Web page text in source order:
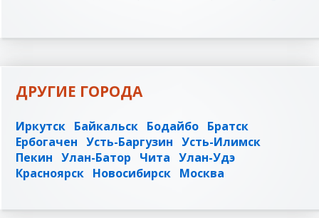
ДРУГИЕ ГОРОДА
Иркутск Байкальск Бодайбо Братск
Ербогачен Усть-Баргузин Усть-Илимск
Пекин Улан-Батор Чита Улан-Удэ
Красноярск Новосибирск Москва